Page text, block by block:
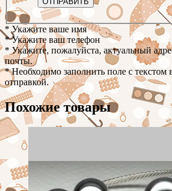
* Укажите ваше имя
* Укажите ваш телефон
* Укажите, пожалуйста, актуальный
почты.
* Необходимо заполнить поле с текстом
отправкой.
Похожие товары